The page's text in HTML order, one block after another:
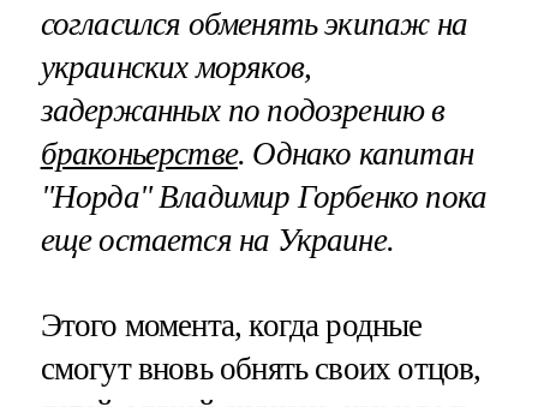
согласился обменять экипаж на
украинских моряков,
задержанных по подозрению в
браконьерстве. Однако капитан
"Норда" Владимир Горбенко пока
еще остается на Украине.
Этого момента, когда родные
смогут вновь обнять своих отцов,